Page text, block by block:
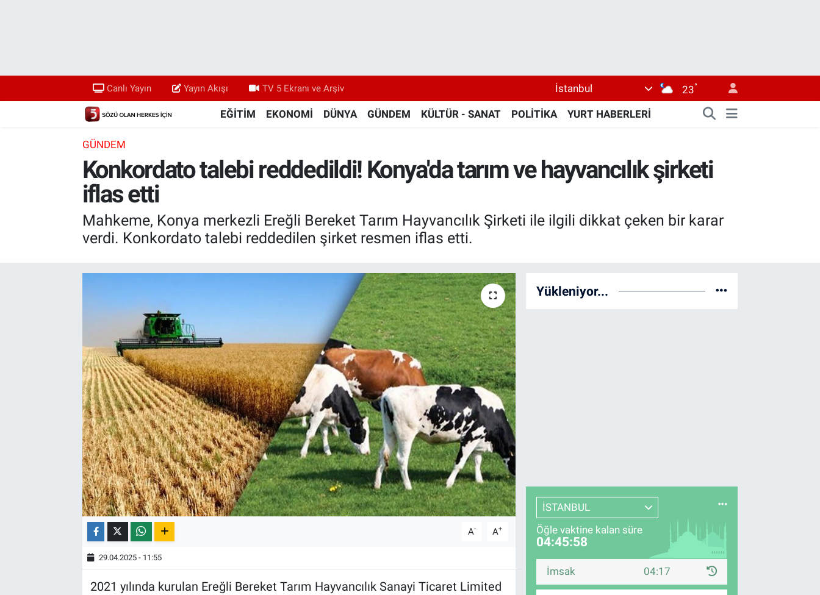
Canlı Yayın Yayın Akışı TV 5 Ekranı ve Arşiv İstanbul 23°
EĞİTİM EKONOMİ DÜNYA GÜNDEM KÜLTÜR - SANAT POLİTİKA YURT HABERLERİ
GÜNDEM
Konkordato talebi reddedildi! Konya'da tarım ve hayvancılık şirketi
iflas etti
Mahkeme, Konya merkezli Ereğli Bereket Tarım Hayvancılık Şirketi ile ilgili dikkat çeken bir karar
verdi. Konkordato talebi reddedilen şirket resmen iflas etti.
A- A+
29.04.2025 - 11:55
2021 yılında kurulan Ereğli Bereket Tarım Hayvancılık Sanayi Ticaret Limited
Yükleniyor...
İSTANBUL
Öğle vaktine kalan süre
04:45:57
İmsak 04:17
Yayın Akışı
TV 5 Ekranı ve Arşiv